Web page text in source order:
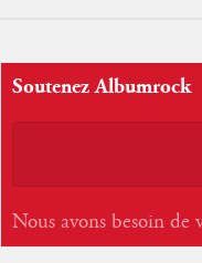
Soutenez Albumrock
Nous avons besoin de